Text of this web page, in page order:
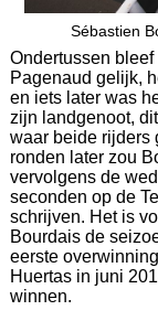
Sébastien
Ondertussen
Pagenaud gelijk,
en iets later was
zijn landgenoot,
waar beide rijders
ronden later zou
vervolgens de
seconden op de
schrijven. Het is
Bourdais de
eerste
Huertas in juni
winnen.